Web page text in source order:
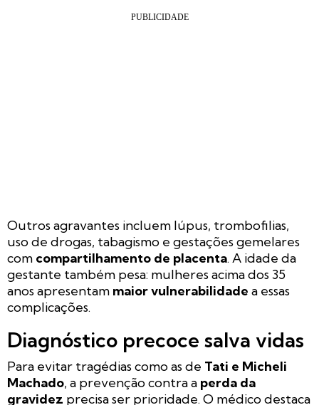
Outros agravantes incluem lúpus, trombofilias,
uso de drogas, tabagismo e gestações gemelares
com compartilhamento de placenta. A idade da
gestante também pesa: mulheres acima dos 35
anos apresentam maior vulnerabilidade a essas
complicações.
Diagnóstico precoce salva vidas
Para evitar tragédias como as de Tati e Micheli
Machado, a prevenção contra a perda da
gravidez precisa ser prioridade. O médico destaca